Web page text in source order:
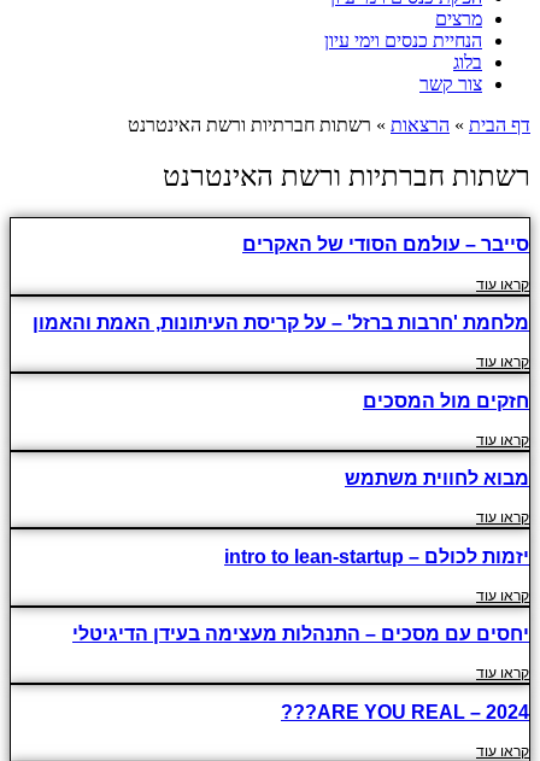
מרצים
הנחיית כנסים וימי עיון
בלוג
צור קשר
דף הבית » הרצאות » רשתות חברתיות ורשת האינטרנט
רשתות חברתיות ורשת האינטרנט
סייבר – עולמם הסודי של האקרים
קראו עוד
מלחמת 'חרבות ברזל' – על קריסת העיתונות, האמת והאמון
קראו עוד
חזקים מול המסכים
קראו עוד
מבוא לחווית משתמש
קראו עוד
יזמות לכולם – intro to lean-startup
קראו עוד
יחסים עם מסכים – התנהלות מעצימה בעידן הדיגיטלי
קראו עוד
2024 – ARE YOU REAL???
קראו עוד